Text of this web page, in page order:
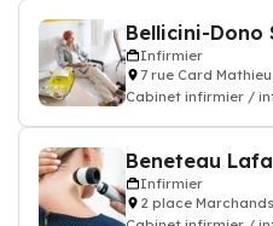
Bellicini-Dono
Infirmier
7 rue Card
Cabinet infirmier /
Beneteau
Infirmier
2 place